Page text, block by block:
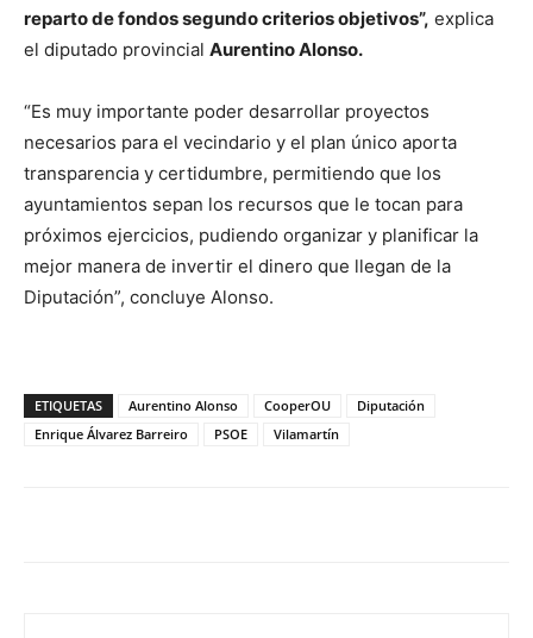
reparto de fondos segundo criterios objetivos”, explica
el diputado provincial Aurentino Alonso.
“Es muy importante poder desarrollar proyectos
necesarios para el vecindario y el plan único aporta
transparencia y certidumbre, permitiendo que los
ayuntamientos sepan los recursos que le tocan para
próximos ejercicios, pudiendo organizar y planificar la
mejor manera de invertir el dinero que llegan de la
Diputación”, concluye Alonso.
ETIQUETAS Aurentino Alonso CooperOU
Diputación
Enrique Álvarez Barreiro
PSOE Vilamartín